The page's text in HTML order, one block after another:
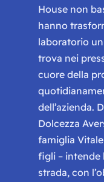
House non
hanno
laboratorio
trova nei
cuore della
dell’azienda.
Dolcezza
famiglia
figli – intende
strada, con